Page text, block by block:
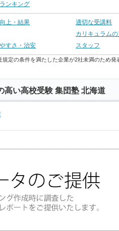
ンキング
上・結果 適切な受講料
カリキュラムの
すさ・治安
スタッフ
定の条件を満たした企業が2社未満のため発
い高校受験 集団塾 北海道